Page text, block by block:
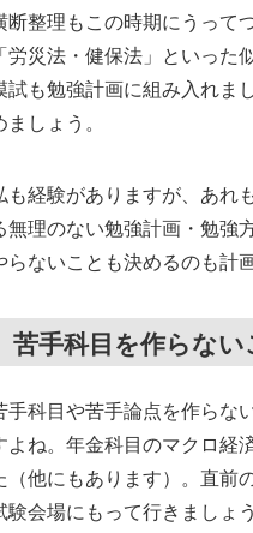
断整理もこの時期にうって
「労災法・健保法」といった
試も勉強計画に組み入れま
ましょう。
も経験がありますが、あれ
無理のない勉強計画・勉強
らないことも決めるのも計
苦手科目を作らない
手科目や苦手論点を作らな
よね。年金科目のマクロ経
（他にもあります）。直前
験会場にもって行きましょ